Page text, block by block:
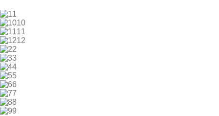
1
10
11
12
2
3
4
5
6
7
8
9